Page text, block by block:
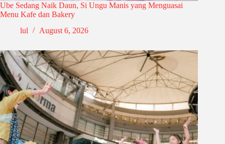
Ube Sedang Naik Daun, Si Ungu Manis yang Menguasai
Menu Kafe dan Bakery
lul
August 6, 2026